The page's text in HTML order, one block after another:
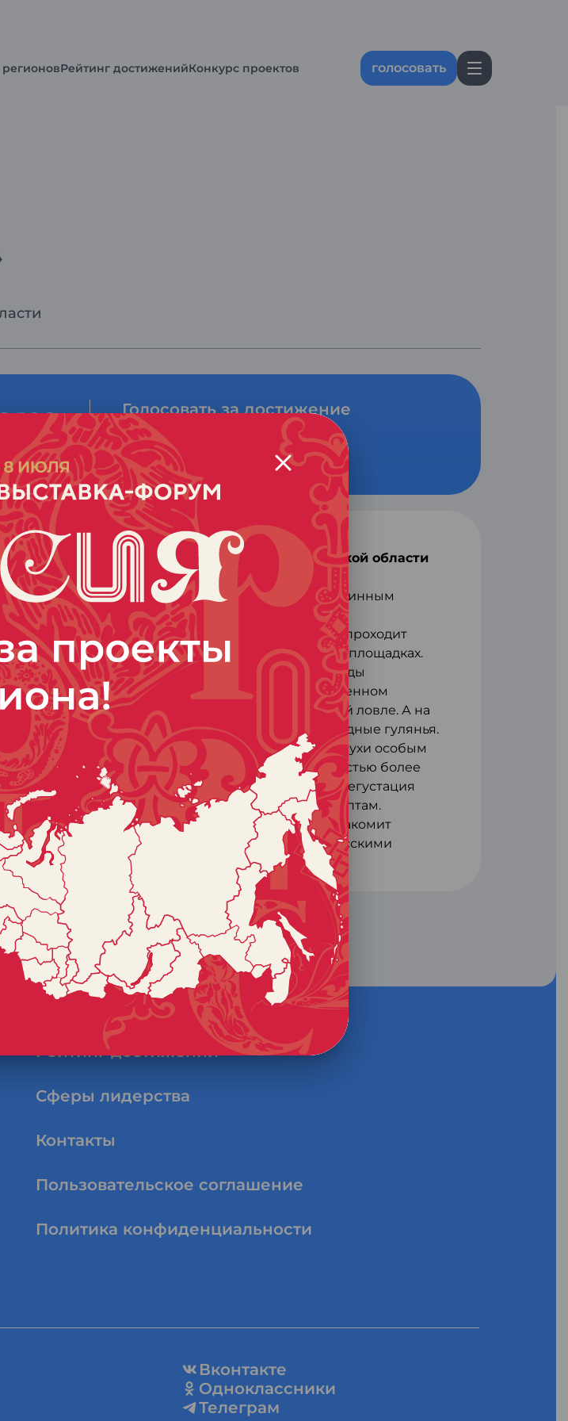
Рейтинг достиженийКонкурс проектов голосовать
192
голоса
Голосовать за достижение
Голосовать
«Шушпанская щука»
Самый масштабный рыбный фестиваль Тамбовской области
Рыбаки угощают всех желающих сваренной по старинным
рецептам ухой в огромном казане.
Гастрономический фестиваль «Шушпанская щука» проходит
ежегодно в последнюю субботу июля сразу на двух площадках.
На Шушпанском водохранилище, памятнике природы
регионального значения, самом крупном искусственном
водоеме области, проводится чемпионат по рыбной ловле. А на
стадионе села Староюрьево разворачиваются народные гулянья.
Кульминацией праздника является приготовление ухи особым
способом, сваренной в огромном казане вместимостью более
200 литров. А в гастрономических рядах проходит дегустация
рыбных блюд, приготовленных по старинным рецептам.
Музей под открытым небом «Русское подворье» знакомит
участников фестиваля с предметами старины и русскими
обычаями.
Рейтинг достижений
Сферы лидерства
Контакты
Пользовательское соглашение
Политика конфиденциальности
Вконтакте
Одноклассники
Телеграм